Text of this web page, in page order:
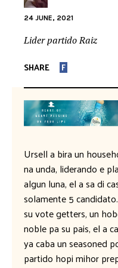
24 JUNE, 2021
Lider partido Raiz
SHARE F
Ursell a bira un
na unda, liderando e
algun luna, el a sa di
solamente 5
su vote getters, un
noble pa su pais, el a
ya caba un seasoned
partido hopi mihor